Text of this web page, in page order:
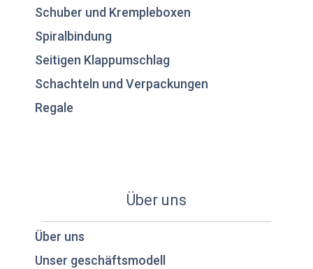
Schuber und Krempleboxen
Spiralbindung
Seitigen Klappumschlag
Schachteln und Verpackungen
Regale
Über uns
Über uns
Unser geschäftsmodell